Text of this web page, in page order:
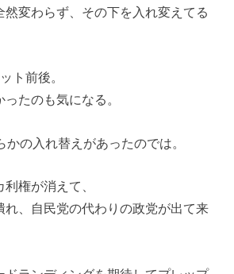
然変わらず、その下を入れ変えてる
ト前後。
たのも気になる。
の入れ替えがあったのでは。
権が消えて、
れ、自民党の代わりの政党が出て来